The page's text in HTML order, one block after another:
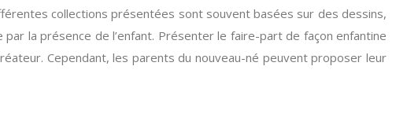
collections présentées sont souvent basées sur des dessins,
la présence de l’enfant. Présenter le faire-part de façon enfantine
Cependant, les parents du nouveau-né peuvent proposer leur